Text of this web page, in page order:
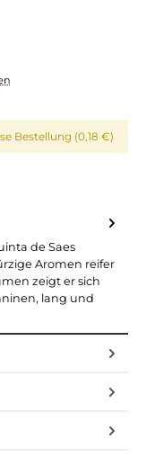
Bestellung (0,18 €)
de Saes
Aromen reifer
zeigt er sich
lang und